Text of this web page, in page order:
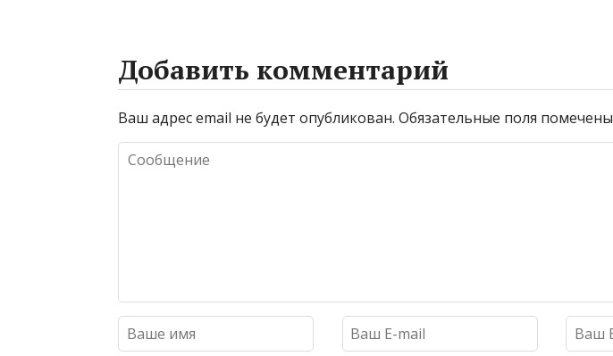
Добавить комментарий
Ваш адрес email не будет опубликован. Обязательные поля помечены